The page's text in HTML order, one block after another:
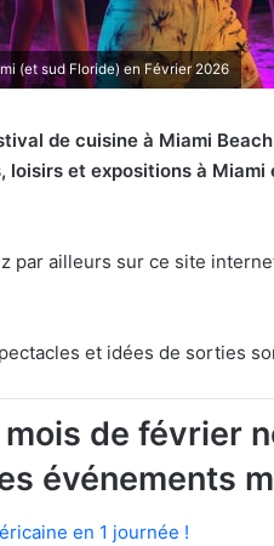
(et sud Floride) en Février 2026
de cuisine à Miami
et expositions à Miami
par ailleurs sur ce site
et idées de sorties
de février
événements
en 1 journée !